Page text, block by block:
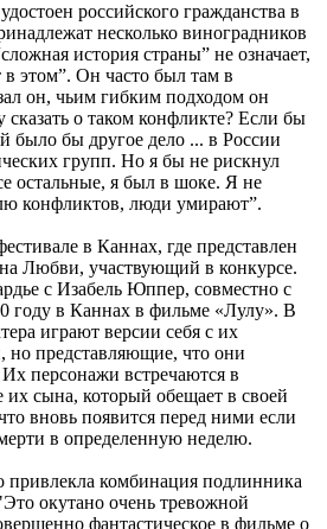
российского гражданства в
несколько виноградников
история страны” не означает,
этом”. Он часто был там в
он, чьим гибким подходом он
о таком конфликте? Если бы
было бы другое дело ... в России
групп. Но я бы не рискнул
остальные, я был в шоке. Я не
конфликтов, люди умирают”.
в Каннах, где представлен
Любви, участвующий в конкурсе.
с Изабель Юппер, совместно с
году в Каннах в фильме «Лулу». В
играют версии себя с их
представляющие, что они
персонажи встречаются в
сына, который обещает в своей
вновь появится перед ними если
в определенную неделю.
привлекла комбинация подлинника
окутано очень тревожной
фантастическое в фильме о